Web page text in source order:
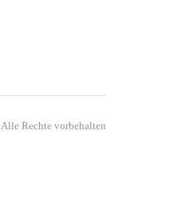
Alle Rechte vorbehalten